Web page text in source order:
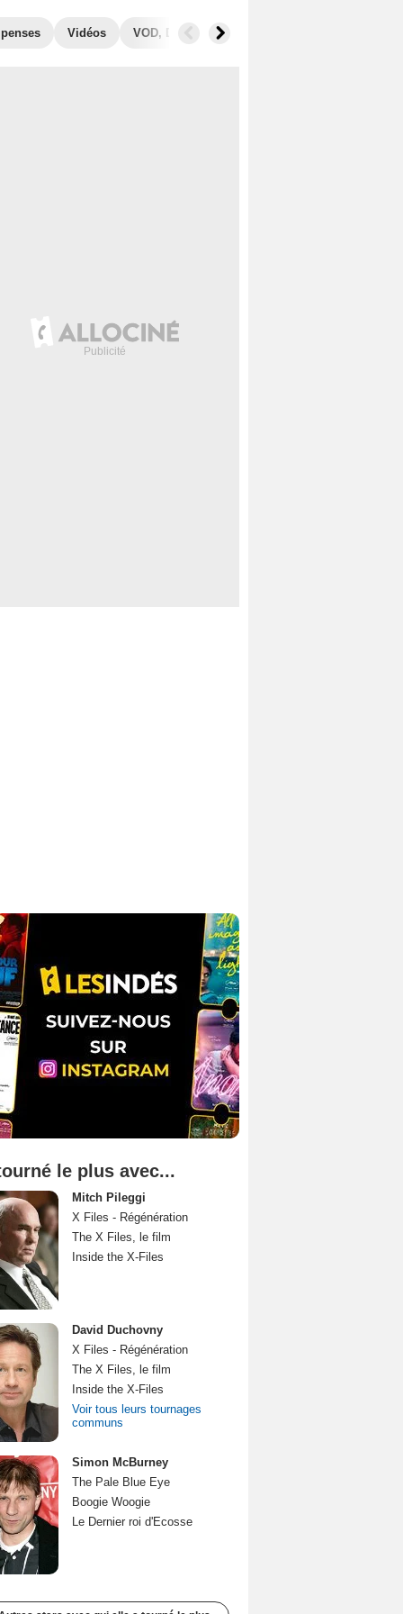
Vidéos VOD, DVD
le plus avec...
Mitch Pileggi
X Files - Régénération
The X Files, le film
Inside the X-Files
David Duchovny
X Files - Régénération
The X Files, le film
Inside the X-Files
Voir tous leurs tournages
communs
Simon McBurney
The Pale Blue Eye
Boogie Woogie
Le Dernier roi d'Ecosse